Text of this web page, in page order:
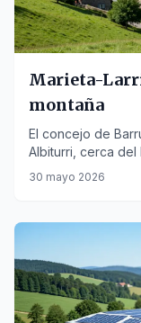
Marieta-
montaña
El concejo de
Albiturri, cerca del
ofreciendo un
30 mayo 2026